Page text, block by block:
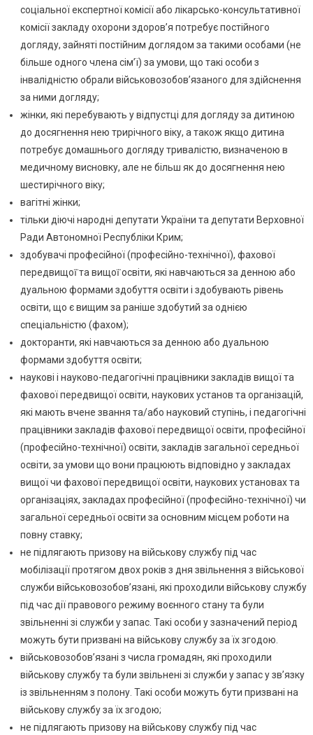
соціальної експертної комісії або лікарсько-консультативної
комісії закладу охорони здоров’я потребує постійного
догляду, зайняті постійним доглядом за такими особами (не
більше одного члена сім’ї) за умови, що такі особи з
інвалідністю обрали військовозобов’язаного для здійснення
за ними догляду;
жінки, які перебувають у відпустці для догляду за дитиною
до досягнення нею трирічного віку, а також якщо дитина
потребує домашнього догляду тривалістю, визначеною в
медичному висновку, але не більш як до досягнення нею
шестирічного віку;
вагітні жінки;
тільки діючі народні депутати України та депутати Верховної
Ради Автономної Республіки Крим;
здобувачі професійної (професійно-технічної), фахової
передвищої̈ та вищої̈ освіти, які навчаються за денною або
дуальною формами здобуття освіти і здобувають рівень
освіти, що є вищим за раніше здобутий за однією
спеціальністю (фахом);
докторанти, які навчаються за денною або дуальною
формами здобуття освіти;
наукові і науково-педагогічні працівники закладів вищої та
фахової передвищої освіти, наукових установ та організацій,
які мають вчене звання та/або науковий ступінь, і педагогічні
працівники закладів фахової передвищої освіти, професійної
(професійно-технічної) освіти, закладів загальної середньої
освіти, за умови що вони працюють відповідно у закладах
вищої чи фахової передвищої освіти, наукових установах та
організаціях, закладах професійної (професійно-технічної) чи
загальної середньої освіти за основним місцем роботи на
повну ставку;
не підлягають призову на військову службу під час
мобілізації протягом двох років з дня звільнення з військової
служби військовозобов’язані, які проходили військову службу
під час дії правового режиму воєнного стану та були
звільненні зі служби у запас. Такі особи у зазначений період
можуть бути призвані на військову службу за їх згодою.
військовозобов’язані з числа громадян, які проходили
військову службу та були звільнені зі служби у запас у зв’язку
із звільненням з полону. Такі особи можуть бути призвані на
військову службу за їх згодою;
не підлягають призову на військову службу під час